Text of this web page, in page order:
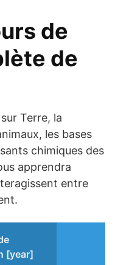
de
de
Terre, la
les bases
chimiques des
apprendra
entre
[year]